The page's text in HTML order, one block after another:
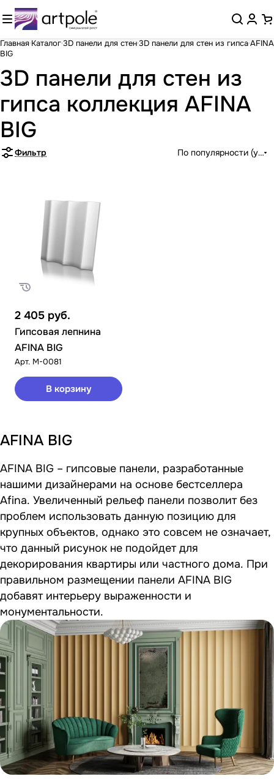
Главная Каталог3D панели для стен3D панели для стен из гипсаAFINA
BIG
3D панели для стен из
гипса коллекция AFINA
BIG
Фильтр По популярности
2 405 руб.
Гипсовая лепнина
AFINA BIG
Арт. M-0081
В корзину
AFINA BIG
AFINA BIG – гипсовые панели, разработанные
нашими дизайнерами на основе бестселлера
Afina. Увеличенный рельеф панели позволит без
проблем использовать данную позицию для
крупных объектов, однако это совсем не означает,
что данный рисунок не подойдет для
декорирования квартиры или частного дома. При
правильном размещении панели AFINA BIG
добавят интерьеру выраженности и
монументальности.